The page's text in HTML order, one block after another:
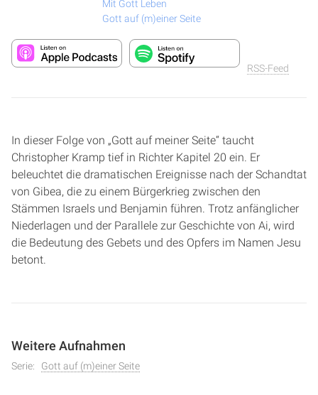
Mit Gott Leben
Gott auf (m)einer Seite
RSS-Feed
In dieser Folge von „Gott auf meiner Seite“ taucht
Christopher Kramp tief in Richter Kapitel 20 ein. Er
beleuchtet die dramatischen Ereignisse nach der Schandtat
von Gibea, die zu einem Bürgerkrieg zwischen den
Stämmen Israels und Benjamin führen. Trotz anfänglicher
Niederlagen und der Parallele zur Geschichte von Ai, wird
die Bedeutung des Gebets und des Opfers im Namen Jesu
betont.
Weitere Aufnahmen
Serie: Gott auf (m)einer Seite